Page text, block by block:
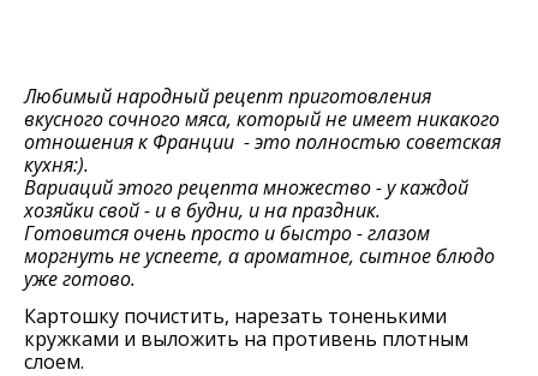
Любимый народный рецепт приготовления
вкусного сочного мяса, который не имеет никакого
отношения к Франции - это полностью советская
кухня:).
Вариаций этого рецепта множество - у каждой
хозяйки свой - и в будни, и на праздник.
Готовится очень просто и быстро - глазом
моргнуть не успеете, а ароматное, сытное блюдо
уже готово.
Картошку почистить, нарезать тоненькими
кружками и выложить на противень плотным
слоем.